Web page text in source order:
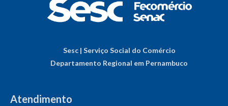
Sesc | Serviço Social do Comércio
Departamento Regional em Pernambuco
Atendimento